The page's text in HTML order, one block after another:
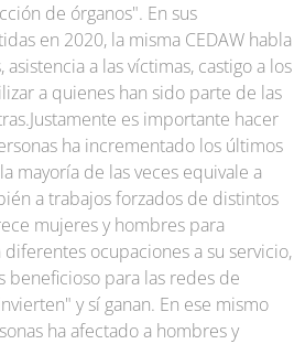
de órganos". En sus
en 2020, la misma CEDAW habla
a las víctimas, castigo a los
a quienes han sido parte de las
es importante hacer
ha incrementado los últimos
mayoría de las veces equivale a
a trabajos forzados de distintos
mujeres y hombres para
ocupaciones a su servicio,
beneficioso para las redes de
y sí ganan. En ese mismo
ha afectado a hombres y